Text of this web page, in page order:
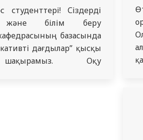
студенттері! Сіздерді
және білім беру
базасында
дағдылар” қысқы
Оқу